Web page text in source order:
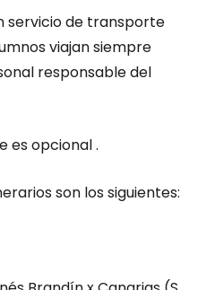
servicio de transporte
viajan siempre
responsable del
es opcional .
son los siguientes: